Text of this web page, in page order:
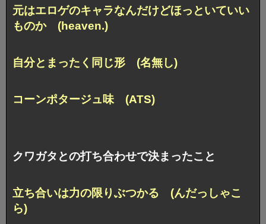
元はエロゲのキャラなんだけどほっといていい
ものか (heaven.)
自分とまったく同じ形 (名無し)
コーンポタージュ味 (ATS)
クワガタとの打ち合わせで決まったこと
立ち合いは力の限りぶつかる (んだっしゃこ
ら)